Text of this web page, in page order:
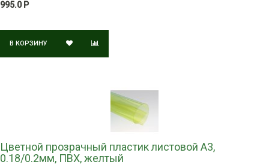
995.0 Р
В КОРЗИНУ
Цветной прозрачный пластик листовой A3,
0.18/0.2мм, ПВХ, желтый